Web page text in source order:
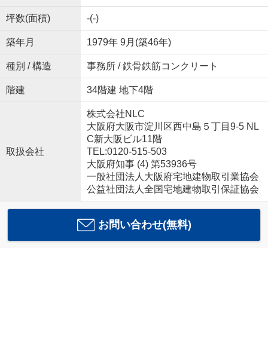
坪数(面積) -(-)
築年月 1979年 9月(築46年)
種別 / 構造 事務所 / 鉄骨鉄筋コンクリート
階建 34階建 地下4階
取扱会社
株式会社NLC
大阪府大阪市淀川区西中島５丁目9-5 NL
C新大阪ビル11階
TEL:0120-515-503
大阪府知事 (4) 第53936号
一般社団法人大阪府宅地建物取引業協会
公益社団法人全国宅地建物取引保証協会
お問い合わせ(無料)